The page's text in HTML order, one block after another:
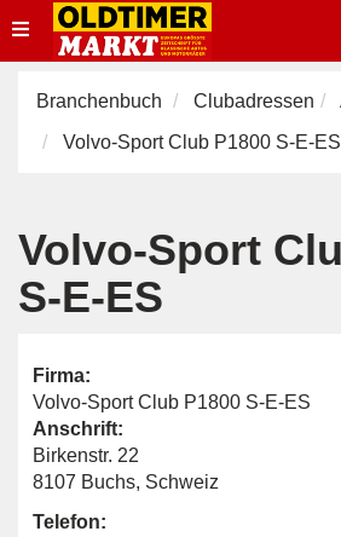
Toggle
navigation
Branchenbuch Clubadressen
Volvo-Sport Club P1800 S-E-ES
Volvo-Sport
S-E-ES
Firma:
Volvo-Sport Club P1800 S-E-ES
Anschrift:
Birkenstr. 22
8107 Buchs, Schweiz
Telefon: